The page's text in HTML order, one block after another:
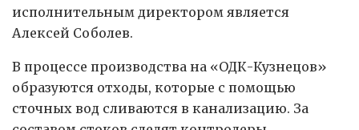
исполнительным директором является
Алексей Соболев.
В процессе производства на «ОДК-Кузнецов»
образуются отходы, которые с помощью
сточных вод сливаются в канализацию. За